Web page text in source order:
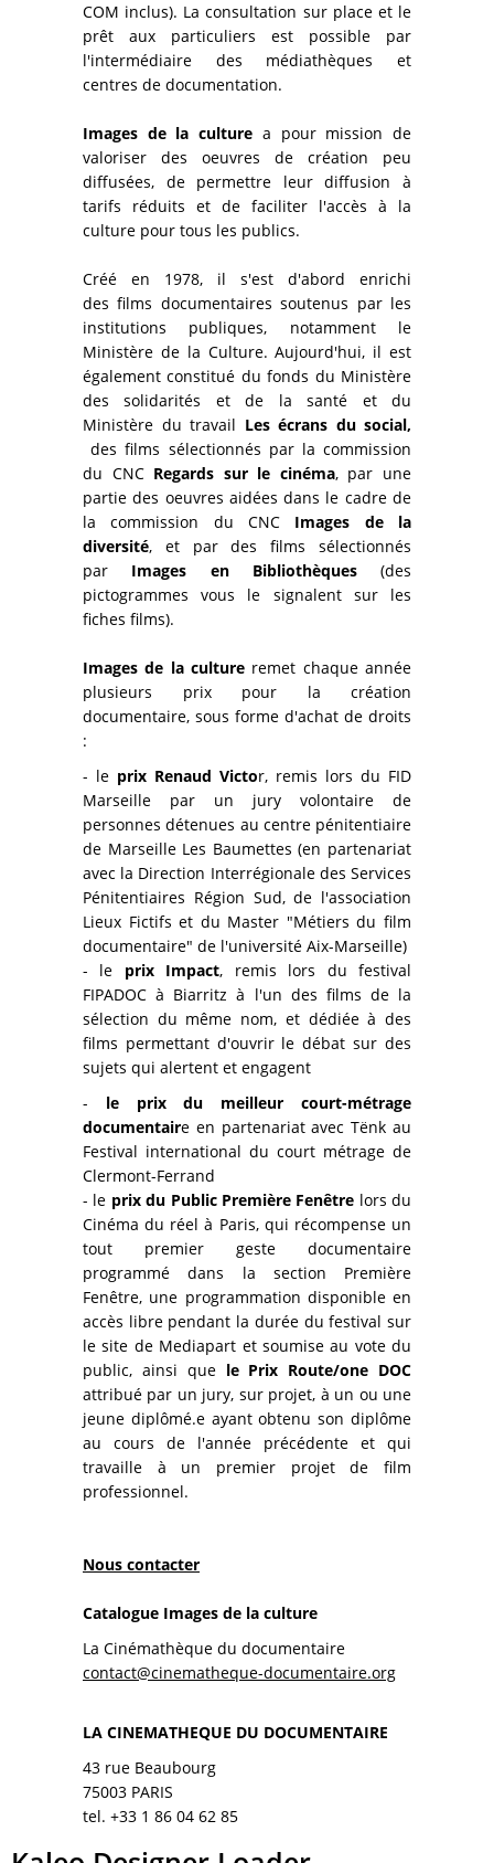
COM inclus). La consultation sur place et le
prêt aux particuliers est possible par
l'intermédiaire des médiathèques et
centres de documentation.
Images de la culture a pour mission de
valoriser des oeuvres de création peu
diffusées, de permettre leur diffusion à
tarifs réduits et de faciliter l'accès à la
culture pour tous les publics.
Créé en 1978, il s'est d'abord enrichi
des films documentaires soutenus par les
institutions publiques, notamment le
Ministère de la Culture. Aujourd'hui, il est
également constitué du fonds du Ministère
des solidarités et de la santé et du
Ministère du travail Les écrans du social,
des films sélectionnés par la commission
du CNC Regards sur le cinéma, par une
partie des oeuvres aidées dans le cadre de
la commission du CNC Images de la
diversité, et par des films sélectionnés
par Images en Bibliothèques (des
pictogrammes vous le signalent sur les
fiches films).
Images de la culture remet chaque année
plusieurs prix pour la création
documentaire, sous forme d'achat de droits
:
- le prix Renaud Victor, remis lors du FID
Marseille par un jury volontaire de
personnes détenues au centre pénitentiaire
de Marseille Les Baumettes (en partenariat
avec la Direction Interrégionale des Services
Pénitentiaires Région Sud, de l'association
Lieux Fictifs et du Master "Métiers du film
documentaire" de l'université Aix-Marseille)
- le prix Impact, remis lors du festival
FIPADOC à Biarritz à l'un des films de la
sélection du même nom, et dédiée à des
films permettant d'ouvrir le débat sur des
sujets qui alertent et engagent
- le prix du meilleur court-métrage
documentaire en partenariat avec Tënk au
Festival international du court métrage de
Clermont-Ferrand
- le prix du Public Première Fenêtre lors du
Cinéma du réel à Paris, qui récompense un
tout premier geste documentaire
programmé dans la section Première
Fenêtre, une programmation disponible en
accès libre pendant la durée du festival sur
le site de Mediapart et soumise au vote du
public, ainsi que le Prix Route/one DOC
attribué par un jury, sur projet, à un ou une
jeune diplômé.e ayant obtenu son diplôme
au cours de l'année précédente et qui
travaille à un premier projet de film
professionnel.
Nous contacter
Catalogue Images de la culture
La Cinémathèque du documentaire
contact@cinematheque-documentaire.org
LA CINEMATHEQUE DU DOCUMENTAIRE
43 rue Beaubourg
75003 PARIS
tel. +33 1 86 04 62 85